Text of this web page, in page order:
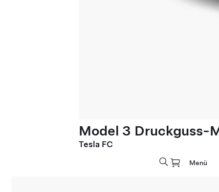
Model 3 Druckguss-
Tesla FC
Menü